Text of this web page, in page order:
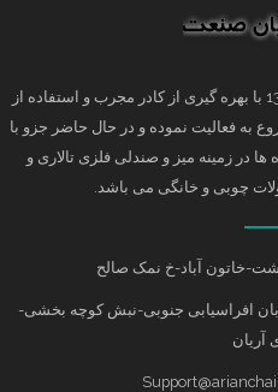
شرکت تولیدی آریان صنعت در سال 1376 با بهره گیری از کادر مجرب و استفاده از
به فعالیت نموده و در حال حاضر جزو با
ها در زمینه میز و صندلی فلزی تالاری و
چوبی و خانگی می باشد.
خاتون آباد-خ نمک صالح
افراسیابی جنوبی-نبش کوچه بخشی-
آریان